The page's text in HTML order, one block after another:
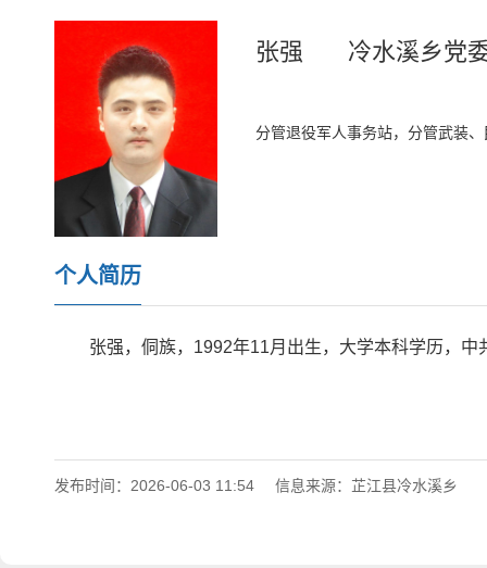
张强 冷水溪乡党
分管退役军人事务站，分管武装
个人简历
张强，侗族，1992年11月出生，大学本科学历，中
发布时间：2026-06-03 11:54 信息来源：芷江县冷水溪乡